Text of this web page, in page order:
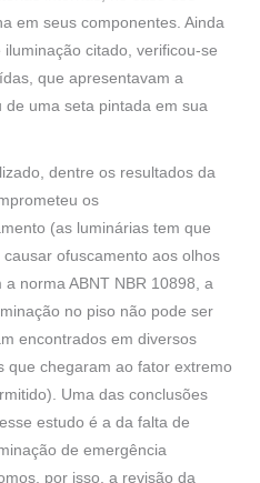
em seus componentes. Ainda
citado, verificou-se
que apresentavam a
de uma seta pintada em sua
dentre os resultados da
os
(as luminárias tem que
ofuscamento aos olhos
norma ABNT NBR 10898, a
no piso não pode ser
encontrados em diversos
que chegaram ao fator extremo
Uma das conclusões
estudo é a da falta de
de emergência
por isso, a revisão da